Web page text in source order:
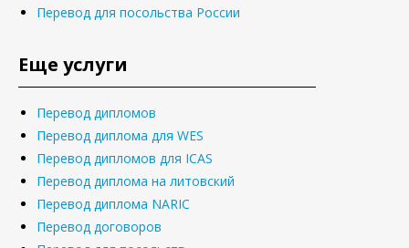
Перевод для посольства России
Еще услуги
Перевод дипломов
Перевод диплома для WES
Перевод дипломов для ICAS
Перевод диплома на литовский
Перевод диплома NARIC
Перевод договоров